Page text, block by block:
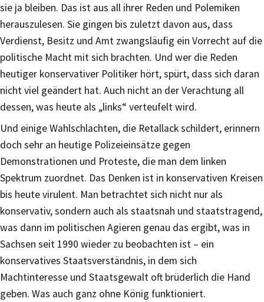
sie ja bleiben. Das ist aus all ihrer Reden und Polemiken
herauszulesen. Sie gingen bis zuletzt davon aus, dass
Verdienst, Besitz und Amt zwangsläufig ein Vorrecht auf die
politische Macht mit sich brachten. Und wer die Reden
heutiger konservativer Politiker hört, spürt, dass sich daran
nicht viel geändert hat. Auch nicht an der Verachtung all
dessen, was heute als „links“ verteufelt wird.
Und einige Wahlschlachten, die Retallack schildert, erinnern
doch sehr an heutige Polizeieinsätze gegen
Demonstrationen und Proteste, die man dem linken
Spektrum zuordnet. Das Denken ist in konservativen Kreisen
bis heute virulent. Man betrachtet sich nicht nur als
konservativ, sondern auch als staatsnah und staatstragend,
was dann im politischen Agieren genau das ergibt, was in
Sachsen seit 1990 wieder zu beobachten ist – ein
konservatives Staatsverständnis, in dem sich
Machtinteresse und Staatsgewalt oft brüderlich die Hand
geben. Was auch ganz ohne König funktioniert.